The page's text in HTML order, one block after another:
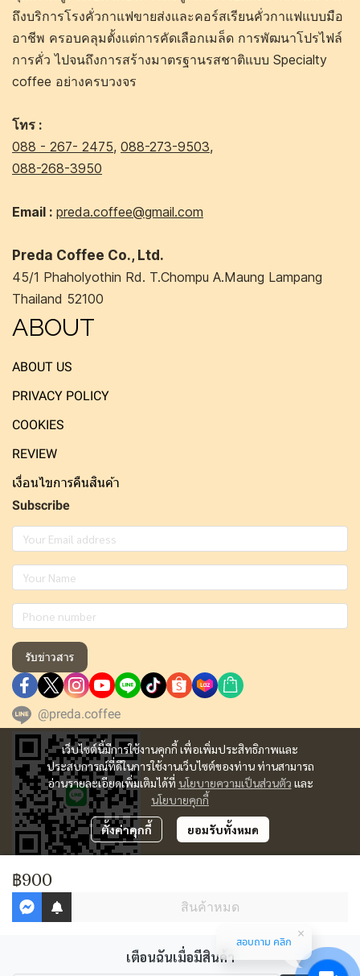
฿900
สินค้าหมด
เตือนฉันเมื่อมีสินค้า
เว็บไซต์นี้มีการใช้งานคุกกี้ เพื่อเพิ่มประสิทธิภาพและ
ประสบการณ์ที่ดีในการใช้งานเว็บไซต์ของท่าน ท่านสามารถ
อ่านรายละเอียดเพิ่มเติมได้ที่ นโยบายความเป็นส่วนตัว และ
นโยบายคุกกี้
ตั้งค่าคุกกี้ ยอมรับทั้งหมด
ถึงบริการโรงคั่วกาแฟขายส่งและคอร์สเรียนคั่วกาแฟแบบมือ
อาชีพ ครอบคลุมตั้งแต่การคัดเลือกเมล็ด การพัฒนาโปรไฟล์
การคั่ว ไปจนถึงการสร้างมาตรฐานรสชาติแบบ Specialty
coffee อย่างครบวงจร
โทร :
088 - 267- 2475, 088-273-9503,
088-268-3950
Email : preda.coffee@gmail.com
Preda Coffee Co., Ltd.
45/1 Phaholyothin Rd. T.Chompu A.Maung Lampang
Thailand 52100
ABOUT
ABOUT US
PRIVACY POLICY
COOKIES
REVIEW
เงื่อนไขการคืนสินค้า
Subscribe
รับข่าวสาร
@preda.coffee
Copyright | All Rights Reserved | Powered by MWE
ผู้เข้าชมวันนี้3,474
สอบถาม คลิก